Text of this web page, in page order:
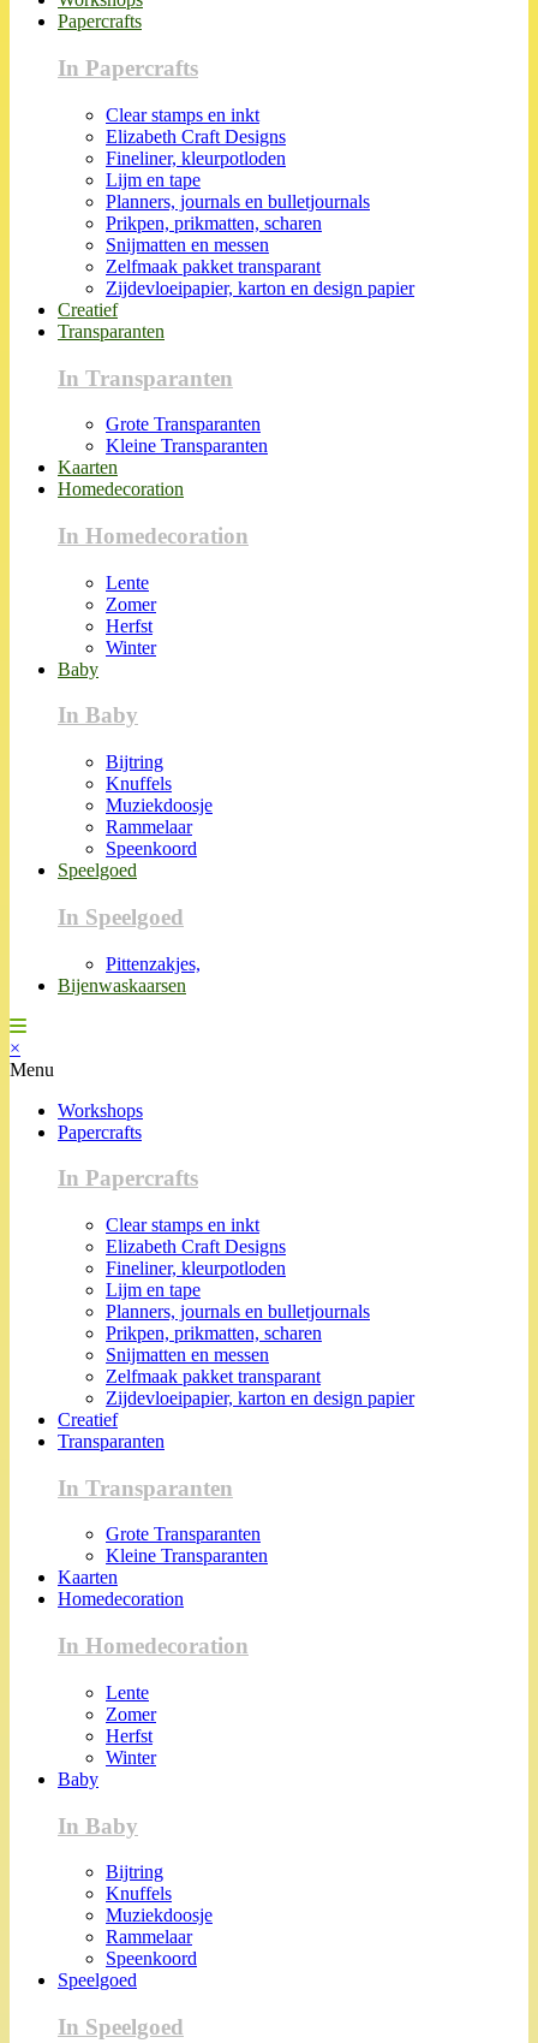
Papercrafts
In Papercrafts
Clear stamps en inkt
Elizabeth Craft Designs
Fineliner, kleurpotloden
Lijm en tape
Planners, journals en bulletjournals
Prikpen, prikmatten, scharen
Snijmatten en messen
Zelfmaak pakket transparant
Zijdevloeipapier, karton en design papier
Creatief
Transparanten
In Transparanten
Grote Transparanten
Kleine Transparanten
Kaarten
Homedecoration
In Homedecoration
Lente
Zomer
Herfst
Winter
Baby
In Baby
Bijtring
Knuffels
Muziekdoosje
Rammelaar
Speenkoord
Speelgoed
In Speelgoed
Pittenzakjes,
Bijenwaskaarsen
×
Menu
Workshops
Papercrafts
In Papercrafts
Clear stamps en inkt
Elizabeth Craft Designs
Fineliner, kleurpotloden
Lijm en tape
Planners, journals en bulletjournals
Prikpen, prikmatten, scharen
Snijmatten en messen
Zelfmaak pakket transparant
Zijdevloeipapier, karton en design papier
Creatief
Transparanten
In Transparanten
Grote Transparanten
Kleine Transparanten
Kaarten
Homedecoration
In Homedecoration
Lente
Zomer
Herfst
Winter
Baby
In Baby
Bijtring
Knuffels
Muziekdoosje
Rammelaar
Speenkoord
Speelgoed
In Speelgoed